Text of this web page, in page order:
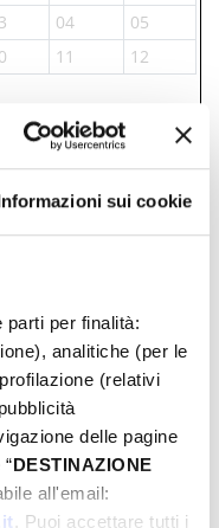
sui cookie
per finalità:
analitiche (per le
(relativi
delle pagine
DESTINAZIONE
all'email:
. Puoi accettare tutti i
04
05
11 12
- IAT
(RN)
propose
également